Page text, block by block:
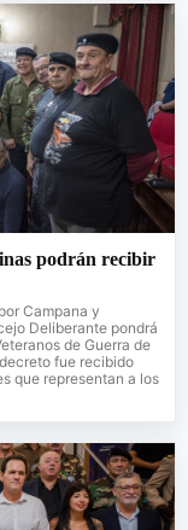
podrán recibir
Campana y
Deliberante pondrá
de Guerra de
fue recibido
que representan a los